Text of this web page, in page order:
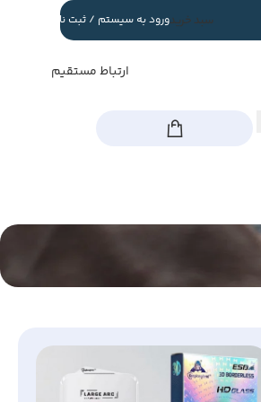
سبد خریدورود به سیستم / ثبت نام
ارتباط مستقیم